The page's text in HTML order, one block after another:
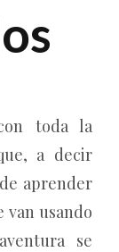
toda la
a decir
aprender
van usando
se